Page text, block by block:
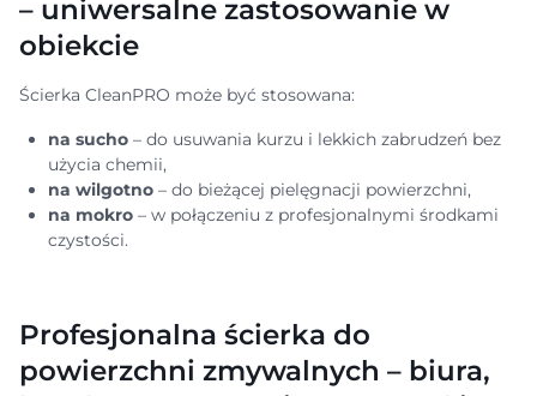
– uniwersalne zastosowanie w
obiekcie
Ścierka CleanPRO może być stosowana:
na sucho – do usuwania kurzu i lekkich zabrudzeń bez
użycia chemii,
na wilgotno – do bieżącej pielęgnacji powierzchni,
na mokro – w połączeniu z profesjonalnymi środkami
czystości.
Profesjonalna ścierka do
powierzchni zmywalnych – biura,